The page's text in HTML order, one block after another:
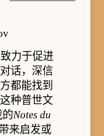
力于促进
话，深信
都能找到
种普世文
Notes du
来启发或